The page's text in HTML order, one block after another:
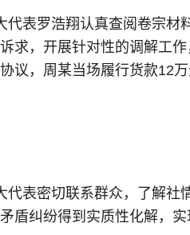
代表罗浩翔认真查阅卷宗
求，开展针对性的调解工
议，周某当场履行货款12万
代表密切联系群众，了解
盾纠纷得到实质性化解，